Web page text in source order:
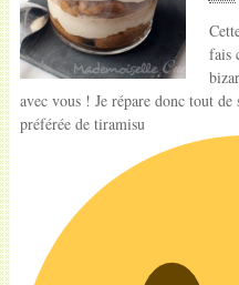
fais
avec vous ! Je répare donc tout
préférée de tiramisu